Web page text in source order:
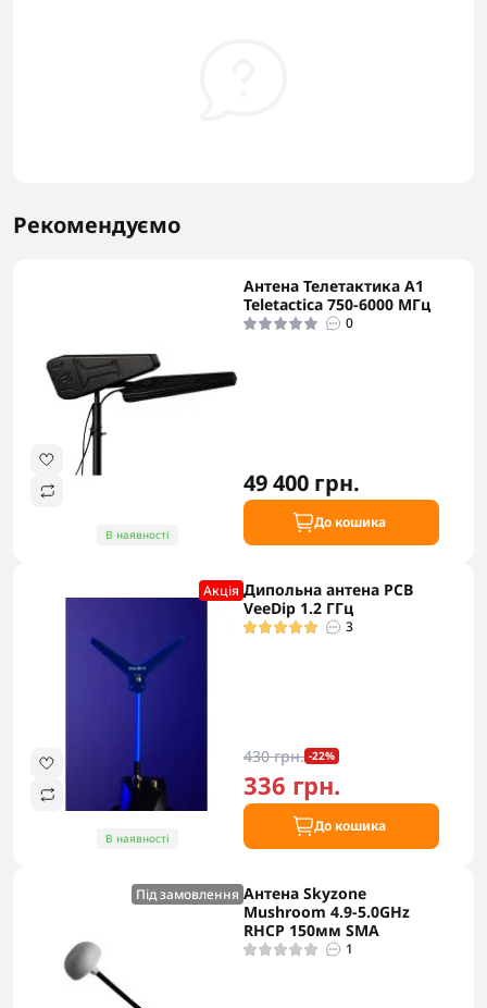
Рекомендуємо
В наявності
Антена Телетактика А1
Teletactica 750-6000 МГц
0
49 400 грн.
До кошика
Акцiя
В наявності
Дипольна антена PCB
VeeDip 1.2 ГГц
3
430 грн. -22%
336 грн.
До кошика
Під замовлення Антена Skyzone
Mushroom 4.9-5.0GHz
RHCP 150мм SMA
1